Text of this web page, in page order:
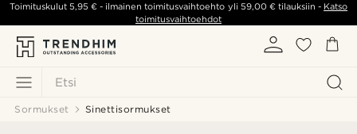
Etsi
Toimituskulut5,95 € - ilmainen toimitusvaihtoehto yli 59,00 €tilauksiin - Katso
toimitusvaihtoehdot
Sormukset Sinettisormukset